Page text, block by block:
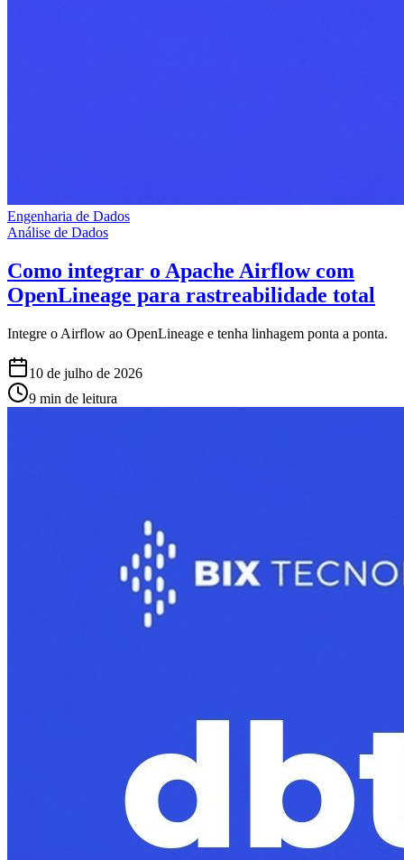
Engenharia de Dados
Análise de Dados
Como integrar o Apache Airflow com
OpenLineage para rastreabilidade total
Integre o Airflow ao OpenLineage e tenha linhagem ponta a ponta.
10 de julho de 2026
9 min de leitura